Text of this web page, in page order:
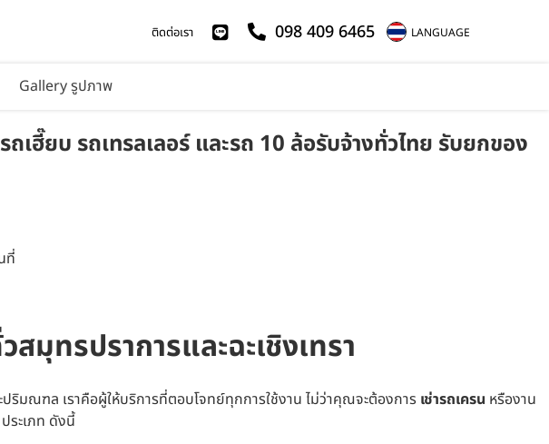
ติดต่อเรา 098 409 6465 LANGUAGE
Gallery รูปภาพ
ฮี๊ยบ รถเทรลเลอร์ และรถ 10 ล้อรับจ้างทั่วไทย รับยกของ
ที่
ทรปราการและฉะเชิงเทรา
มณฑล เราคือผู้ให้บริการที่ตอบโจทย์ทุกการใช้งาน ไม่ว่าคุณจะต้องการ เช่ารถเครน หรืองาน
ระเภท ดังนี้